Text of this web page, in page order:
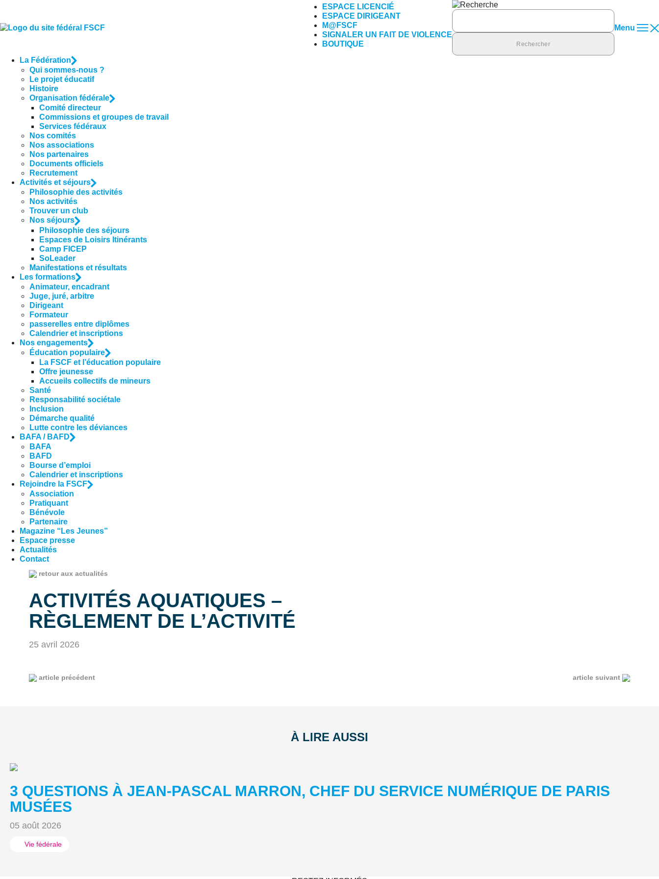
ESPACE LICENCIÉ
ESPACE DIRIGEANT
M@FSCF
SIGNALER UN FAIT DE VIOLENCE
BOUTIQUE
Rechercher :
Menu
La Fédération
Qui sommes-nous ?
Le projet éducatif
Histoire
Organisation fédérale
Comité directeur
Commissions et groupes de travail
Services fédéraux
Nos comités
Nos associations
Nos partenaires
Documents officiels
Recrutement
Activités et séjours
Philosophie des activités
Nos activités
Trouver un club
Nos séjours
Philosophie des séjours
Espaces de Loisirs Itinérants
Camp FICEP
SoLeader
Manifestations et résultats
Les formations
Animateur, encadrant
Juge, juré, arbitre
Dirigeant
Formateur
passerelles entre diplômes
Calendrier et inscriptions
Nos engagements
Éducation populaire
La FSCF et l’éducation populaire
Offre jeunesse
Accueils collectifs de mineurs
Santé
Responsabilité sociétale
Inclusion
Démarche qualité
Lutte contre les déviances
BAFA / BAFD
BAFA
BAFD
Bourse d’emploi
Calendrier et inscriptions
Rejoindre la FSCF
Association
Pratiquant
Bénévole
Partenaire
Magazine “Les Jeunes”
Espace presse
Actualités
Contact
retour aux actualités
ACTIVITÉS AQUATIQUES –
RÈGLEMENT DE L’ACTIVITÉ
25 avril 2026
article précédent article suivant
À LIRE AUSSI
3 QUESTIONS À JEAN-PASCAL MARRON, CHEF DU SERVICE NUMÉRIQUE DE PARIS
MUSÉES
05 août 2026
Vie fédérale